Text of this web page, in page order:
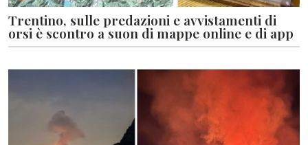
Trentino, sulle predazioni e avvistamenti di
orsi è scontro a suon di mappe online e di app